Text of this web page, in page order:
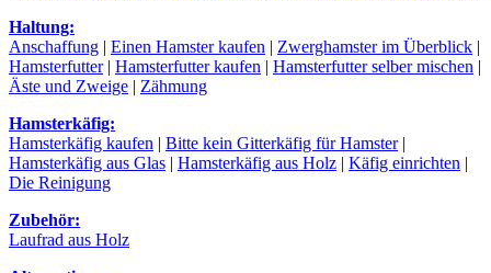
Haltung:
Anschaffung | Einen Hamster kaufen | Zwerghamster im Überblick |
Hamsterfutter| Hamsterfutter kaufen | Hamsterfutter selber mischen |
Äste und Zweige | Zähmung
Hamsterkäfig:
Hamsterkäfig kaufen | Bitte kein Gitterkäfig für Hamster|
Hamsterkäfig aus Glas | Hamsterkäfig aus Holz | Käfig einrichten |
Die Reinigung
Zubehör:
Laufrad aus Holz